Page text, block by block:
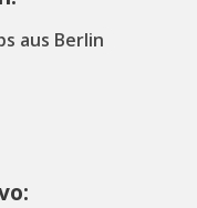
aus Berlin